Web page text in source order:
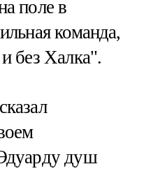
поле в
команда,
без Халка".
душ